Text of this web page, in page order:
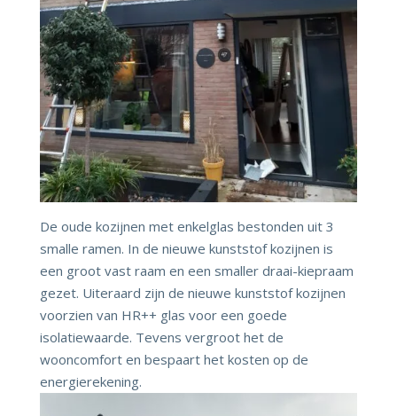
De oude kozijnen met enkelglas bestonden uit 3
smalle ramen. In de nieuwe kunststof kozijnen is
een groot vast raam en een smaller draai-kiepraam
gezet. Uiteraard zijn de nieuwe kunststof kozijnen
voorzien van HR++ glas voor een goede
isolatiewaarde. Tevens vergroot het de
wooncomfort en bespaart het kosten op de
energierekening.